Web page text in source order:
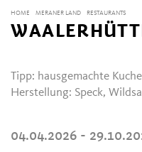
HOME MERANER LAND RESTAURANTS
Tipp: hausgemachte
Herstellung: Speck,
04.04.2026 -